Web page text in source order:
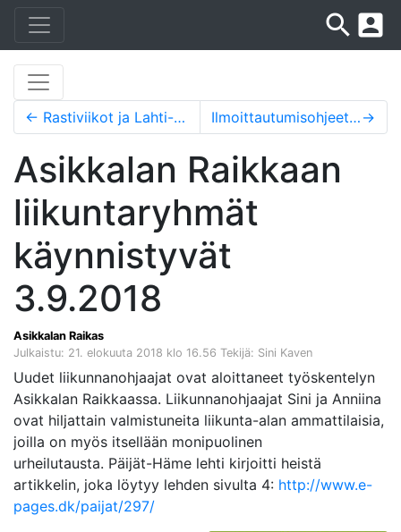
search account_box
← Rastiviikot ja Lahti-suunnistus Ilmoittautumisohjeet Asikkalan Raikkaan liikuntaryhmiin 2018-2019 →
Asikkalan Raikkaan
liikuntaryhmät
käynnistyvät
3.9.2018
Asikkalan Raikas
Julkaistu: 21. elokuuta 2018 klo 16.56 Tekijä: Sini Kaven
Uudet liikunnanohjaajat ovat aloittaneet työskentelyn
Asikkalan Raikkaassa. Liikunnanohjaajat Sini ja Anniina
ovat hiljattain valmistuneita liikunta-alan ammattilaisia,
joilla on myös itsellään monipuolinen
urheilutausta. Päijät-Häme lehti kirjoitti heistä
artikkelin, joka löytyy lehden sivulta 4: http://www.e-
pages.dk/paijat/297/